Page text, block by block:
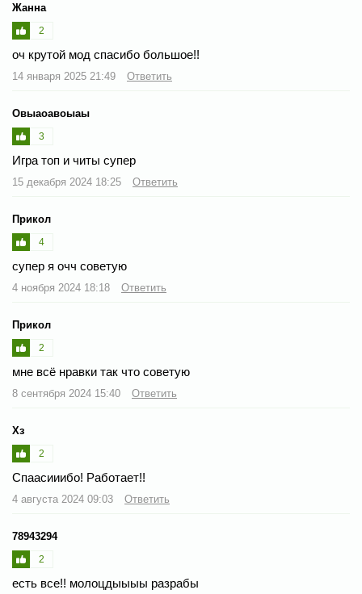
Жанна
2
оч крутой мод спасибо большое!!
14 января 2025 21:49 Ответить
Овыаоавоыаы
3
Игра топ и читы супер
15 декабря 2024 18:25 Ответить
Прикол
4
супер я очч советую
4 ноября 2024 18:18 Ответить
Прикол
2
мне всё нравки так что советую
8 сентября 2024 15:40 Ответить
Хз
2
Спаасииибо! Работает!!
4 августа 2024 09:03 Ответить
78943294
2
есть все!! молоцдыыыы разрабы